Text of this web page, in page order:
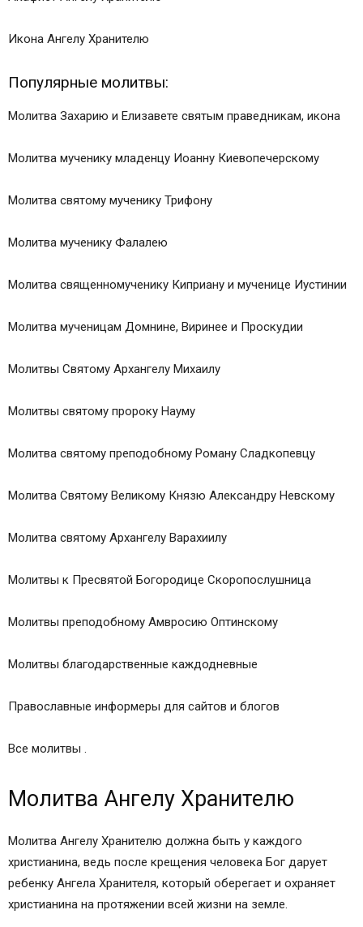
Икона Ангелу Хранителю
Популярные молитвы:
Молитва Захарию и Елизавете святым праведникам, икона
Молитва мученику младенцу Иоанну Киевопечерскому
Молитва святому мученику Трифону
Молитва мученику Фалалею
Молитва священномученику Киприану и мученице Иустинии
Молитва мученицам Домнине, Виринее и Проскудии
Молитвы Святому Архангелу Михаилу
Молитвы святому пророку Науму
Молитва святому преподобному Роману Сладкопевцу
Молитва Святомy Великомy Князю Александpy Hевскомy
Молитва святому Архангелу Варахиилу
Молитвы к Пресвятой Богородице Скоропослушница
Молитвы преподобному Амвросию Оптинскому
Молитвы благодарственные каждодневные
Православные информеры для сайтов и блогов
Все молитвы .
Молитва Ангелу Хранителю
Молитва Ангелу Хранителю должна быть у каждого
христианина, ведь после крещения человека Бог дарует
ребенку Ангела Хранителя, который оберегает и охраняет
христианина на протяжении всей жизни на земле.